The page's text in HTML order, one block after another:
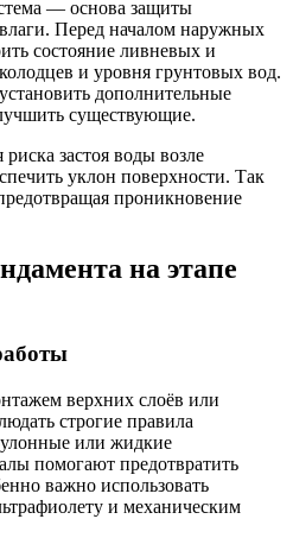
— основа защиты
Перед началом наружных
состояние ливневых и
и уровня грунтовых вод.
дополнительные
существующие.
застоя воды возле
уклон поверхности. Так
проникновение
на этапе
верхних слоёв или
строгие правила
или жидкие
помогают предотвратить
важно использовать
и механическим